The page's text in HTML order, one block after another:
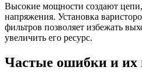
Высокие мощности создают
напряжения. Установка
фильтров позволяет избежать
увеличить его ресурс.
Частые ошибки и их